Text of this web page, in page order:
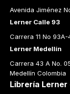
Avenida Jiménez
Lerner Calle 93
Carrera 11 No 93A-
Lerner Medellín
Carrera 43 A No.
Medellín Colombia
Librería Lerner